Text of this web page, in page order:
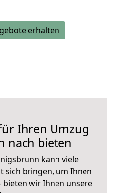
erhalten
Ihren Umzug
nach bieten
kann viele
sich bringen, um Ihnen
bieten wir Ihnen unsere